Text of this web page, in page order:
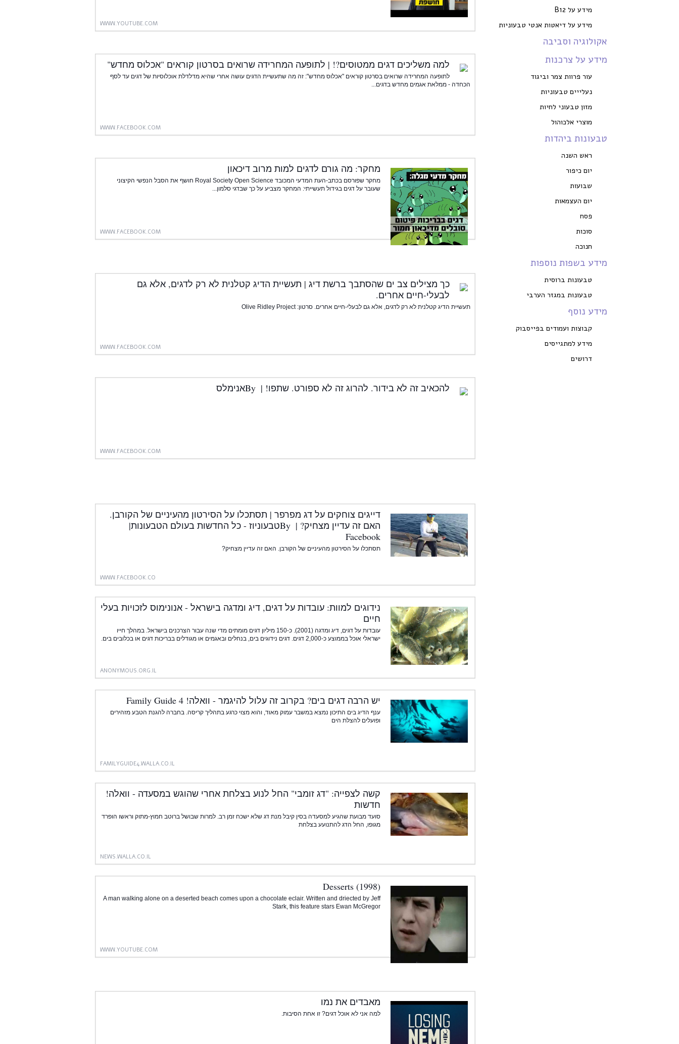
מידע על B12
מידע על דיאטות אנטי טבעוניות
אקולוגיה וסביבה
מידע על צרכנות
עור פרוות צמר וביגוד
נעלייים טבעוניות
מזון טבעוני לחיות
מוצרי אלכוהול
טבעונות ביהדות
ראש השנה
יום כיפור
שבועות
יום העצמאות
פסח
סוכות
חנוכה
מידע בשפות נוספות
טבעונות ברוסית
טבעונות במגזר הערבי
מידע נוסף
קבוצות ועמודים בפייסבוק
מידע למתגייסים
דרושים
WWW.YOUTUBE.COM
למה משליכים דגים ממטוסים?! | לתופעה המחרידה שרואים בסרטון קוראים "אכלוס מחדש"
לתופעה המחרידה שרואים בסרטון קוראים "אכלוס מחדש": זה מה שתעשיית הדגים עושה אחרי שהיא מדלדלת אוכלוסיות של דגים עד לסף
הכחדה - ממלאת אגמים מחדש בדגים...
WWW.FACEBOOK.COM
מחקר: מה גורם לדגים למות מרוב דיכאון
מחקר שפורסם בכתב-העת המדעי המכובד Royal Society Open Science חושף את הסבל הנפשי הקיצוני
שעובר על דגים בגידול תעשייתי: המחקר מצביע על כך שבדגי סלמון...
WWW.FACEBOOK.COM
כך מצילים צב ים שהסתבך ברשת דיג | תעשיית הדיג קטלנית לא רק לדגים, אלא גם
לבעלי-חיים אחרים.
תעשיית הדיג קטלנית לא רק לדגים, אלא גם לבעלי-חיים אחרים. סרטון: Olive Ridley Project
WWW.FACEBOOK.COM
להכאיב זה לא בידור. להרוג זה לא ספורט. שתפו! | By ‎אנימלס‎
WWW.FACEBOOK.COM
דייגים צוחקים על דג מפרפר | תסתכלו על הסירטון מהעיניים של הקורבן.
האם זה עדיין מצחיק? | By ‎טבעוניוז - כל החדשות בעולם הטבעונות‎ |
Facebook
תסתכלו על הסירטון מהעיניים של הקורבן. האם זה עדיין מצחיק?
WWW.FACEBOOK.CO
נידוגים למוות: עובדות על דגים, דיג ומדגה בישראל - אנונימוס לזכויות בעלי
חיים
עובדות על דגים, דיג ומדגה (2001). כ-150 מיליון דגים מומתים מדי שנה עבור הצרכנים בישראל. במהלך חייו
ישראלי אוכל בממוצע כ-2,000 דגים. דגים נידוגים בים, בנחלים ובאגמים או מגודלים בבריכות דגים או בכלובים בים.
ANONYMOUS.ORG.IL
יש הרבה דגים בים? בקרוב זה עלול להיגמר - וואלה! Family Guide 4
ענף הדיג בים התיכון נמצא במשבר עמוק מאוד, והוא מצוי כרגע בתהליך קריסה. בחברה להגנת הטבע מזהירים
ופועלים להצלת הים
FAMILYGUIDE4.WALLA.CO.IL
קשה לצפייה: "דג זומבי" החל לנוע בצלחת אחרי שהוגש במסעדה - וואלה!
חדשות
סועד מבועת שהגיע למסעדה בסין קיבל מנת דג שלא ישכח זמן רב. למרות שבושל ברוטב חמוץ-מתוק וראשו הופרד
מגופו, החל הדג להתנועע בצלחת
NEWS.WALLA.CO.IL
Desserts (1998)
A man walking alone on a deserted beach comes upon a chocolate eclair. Written and driected by Jeff
Stark, this feature stars Ewan McGregor
WWW.YOUTUBE.COM
מאבדים את נמו
למה אני לא אוכל דגים? זו אחת הסיבות.